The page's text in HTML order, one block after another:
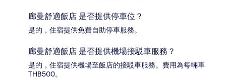
廊曼舒適飯店 是否提供停車位？
是的，住宿提供免費自助停車服務。
廊曼舒適飯店 是否提供機場接駁車服務？
是的，住宿提供機場至飯店的接駁車服務。費用為每輛車
THB500。